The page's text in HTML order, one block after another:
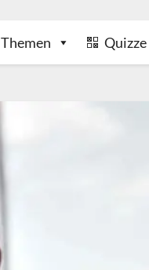
Themen Quizze